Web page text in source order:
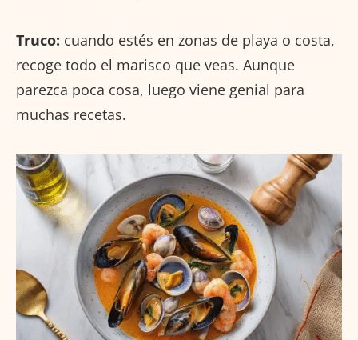
Truco: cuando estés en zonas de playa o costa,
recoge todo el marisco que veas. Aunque
parezca poca cosa, luego viene genial para
muchas recetas.